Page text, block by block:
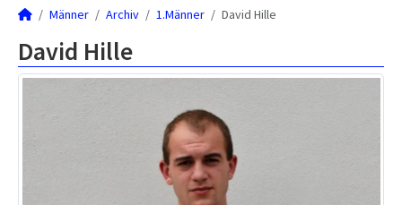
Männer Archiv 1.Männer David Hille
David Hille